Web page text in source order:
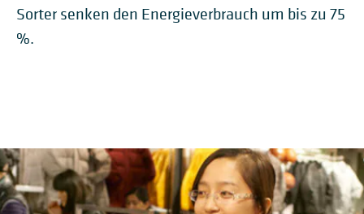
Sorter senken den Energieverbrauch um bis zu 75
%.